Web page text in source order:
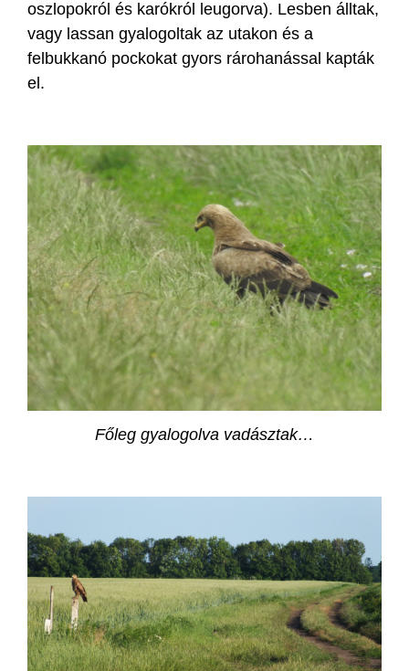
oszlopokról és karókról leugorva). Lesben álltak,
vagy lassan gyalogoltak az utakon és a
felbukkanó pockokat gyors rárohanással kapták
el.
Főleg gyalogolva vadásztak…